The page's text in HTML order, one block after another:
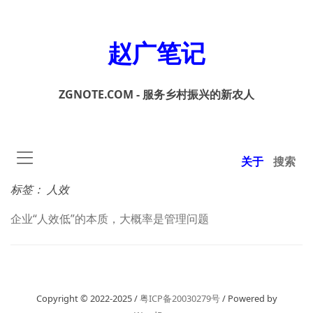
赵广笔记
ZGNOTE.COM - 服务乡村振兴的新农人
关于 搜索
标签： 人效
企业“人效低”的本质，大概率是管理问题
Copyright © 2022-2025 /粤ICP备20030279号/ Powered by